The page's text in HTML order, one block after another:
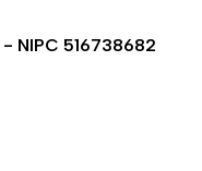
NIPC 516738682